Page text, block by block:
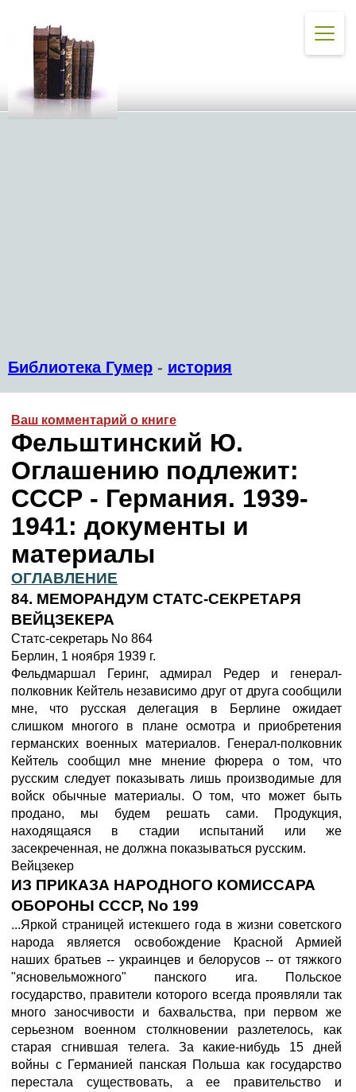
Библиотека Гумер - история
Ваш комментарий о книге
Фельштинский Ю.
Оглашению подлежит:
СССР - Германия. 1939-
1941: документы и
материалы
ОГЛАВЛЕНИЕ
84. МЕМОРАНДУМ СТАТС-СЕКРЕТАРЯ
ВЕЙЦЗЕКЕРА
Статс-секретарь No 864
Берлин, 1 ноября 1939 г.
Фельдмаршал Геринг, адмирал Редер и генерал-
полковник Кейтель независимо друг от друга сообщили
мне, что русская делегация в Берлине ожидает
слишком многого в плане осмотра и приобретения
германских военных материалов. Генерал-полковник
Кейтель сообщил мне мнение фюрера о том, что
русским следует показывать лишь производимые для
войск обычные материалы. О том, что может быть
продано, мы будем решать сами. Продукция,
находящаяся в стадии испытаний или же
засекреченная, не должна показываться русским.
Вейцзекер
ИЗ ПРИКАЗА НАРОДНОГО КОМИССАРА
ОБОРОНЫ СССР, No 199
...Яркой страницей истекшего года в жизни советского
народа является освобождение Красной Армией
наших братьев -- украинцев и белорусов -- от тяжкого
"ясновельможного" панского ига. Польское
государство, правители которого всегда проявляли так
много заносчивости и бахвальства, при первом же
серьезном военном столкновении разлетелось, как
старая сгнившая телега. За какие-нибудь 15 дней
войны с Германией панская Польша как государство
перестала существовать, а ее правительство и